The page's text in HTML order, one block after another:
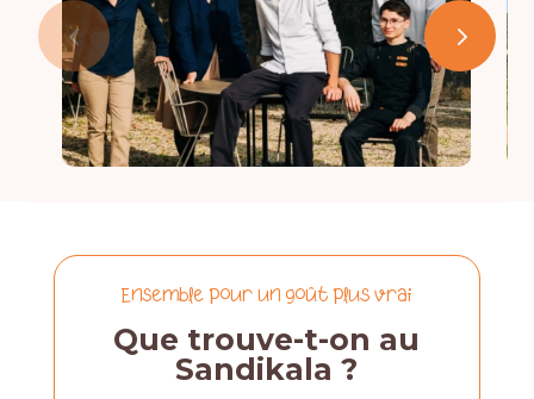
Ensemble pour un goût plus vrai
Que trouve-t-on au
Sandikala ?